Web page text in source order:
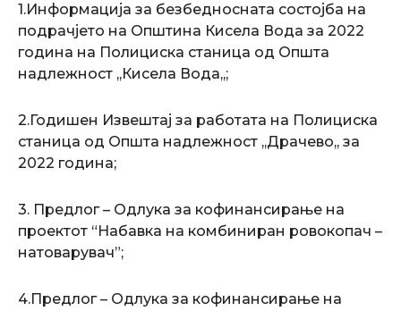
1.Информација за безбедносната состојба на
подрачјето на Општина Кисела Вода за 2022
година на Полициска станица од Општа
надлежност ,,Кисела Вода,,;
2.Годишен Извештај за работата на Полициска
станица од Општа надлежност ,,Драчево,, за
2022 година;
3. Предлог – Одлука за кофинансирање на
проектот “Набавка на комбиниран ровокопач –
натоварувач”;
4.Предлог – Одлука за кофинансирање на